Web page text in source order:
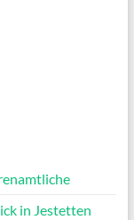
in Jestetten